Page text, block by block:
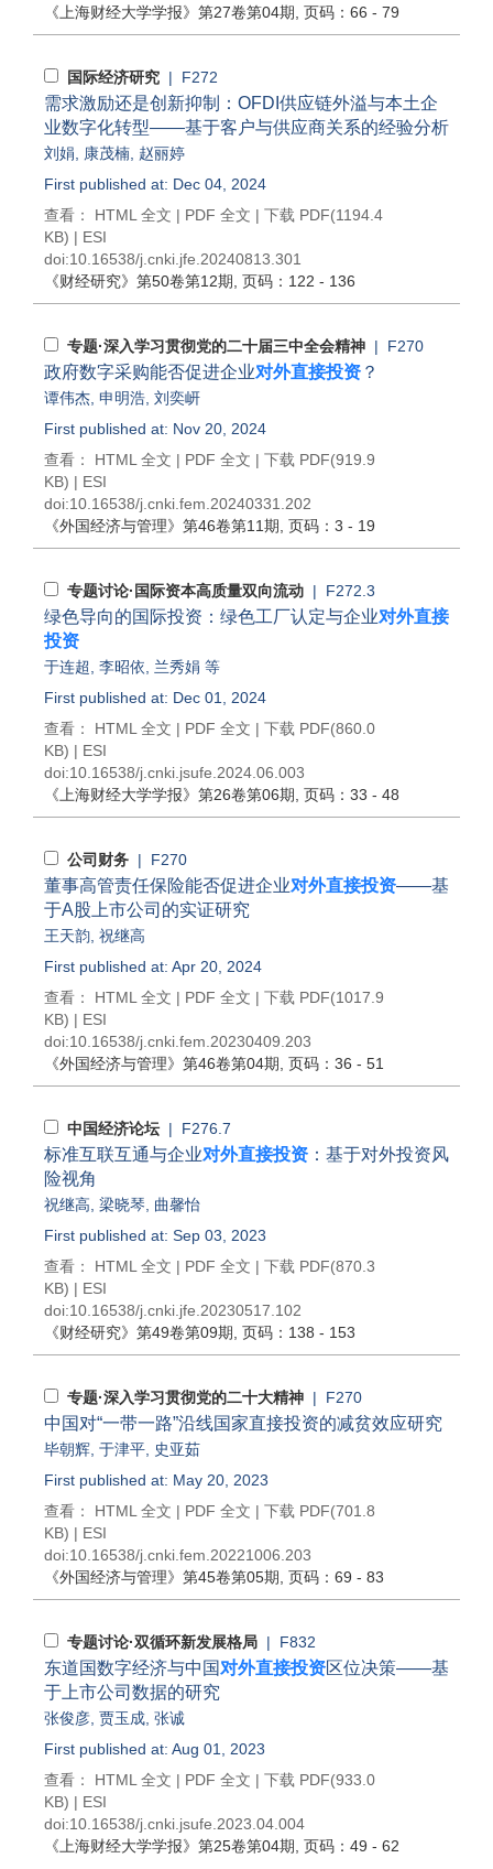
《上海财经大学学报》 第27卷第04期 , 页码：66 - 79
国际经济研究 | F272
需求激励还是创新抑制：OFDI供应链外溢与本土企
业数字化转型——基于客户与供应商关系的经验分析
刘娟 康茂楠 赵丽婷
First published at: Dec 04, 2024
查看： HTML 全文 | PDF 全文 | 下载 PDF(1194.4
KB) | ESI
doi:10.16538/j.cnki.jfe.20240813.301
《财经研究》 第50卷第12期 , 页码：122 - 136
专题·深入学习贯彻党的二十届三中全会精神 | F270
政府数字采购能否促进企业对外直接投资 ？
谭伟杰 申明浩 刘奕岍
First published at: Nov 20, 2024
查看： HTML 全文 | PDF 全文 | 下载 PDF(919.9
KB) | ESI
doi:10.16538/j.cnki.fem.20240331.202
《外国经济与管理》 第46卷第11期 , 页码：3 - 19
专题讨论·国际资本高质量双向流动 | F272.3
绿色导向的国际投资：绿色工厂认定与企业对外直接
投资
于连超 李昭依 兰秀娟 等
First published at: Dec 01, 2024
查看： HTML 全文 | PDF 全文 | 下载 PDF(860.0
KB) | ESI
doi:10.16538/j.cnki.jsufe.2024.06.003
《上海财经大学学报》 第26卷第06期 , 页码：33 - 48
公司财务 | F270
董事高管责任保险能否促进企业对外直接投资——基
于A股上市公司的实证研究
王天韵 祝继高
First published at: Apr 20, 2024
查看： HTML 全文 | PDF 全文 | 下载 PDF(1017.9
KB) | ESI
doi:10.16538/j.cnki.fem.20230409.203
《外国经济与管理》 第46卷第04期 , 页码：36 - 51
中国经济论坛 | F276.7
标准互联互通与企业对外直接投资 ：基于对外投资风
险视角
祝继高 梁晓琴
曲馨怡
First published at: Sep 03, 2023
查看： HTML 全文 | PDF 全文 | 下载 PDF(870.3
KB) | ESI
doi:10.16538/j.cnki.jfe.20230517.102
《财经研究》 第49卷第09期 , 页码：138 - 153
专题·深入学习贯彻党的二十大精神 | F270
中国对“一带一路”沿线国家直接投资的减贫效应研究
毕朝辉 于津平
史亚茹
First published at: May 20, 2023
查看： HTML 全文 | PDF 全文 | 下载 PDF(701.8
KB) | ESI
doi:10.16538/j.cnki.fem.20221006.203
《外国经济与管理》 第45卷第05期 , 页码：69 - 83
专题讨论·双循环新发展格局 | F832
东道国数字经济与中国 对外直接投资区位决策——基
于上市公司数据的研究
张俊彦 贾玉成 张诚
First published at: Aug 01, 2023
查看： HTML 全文 | PDF 全文 | 下载 PDF(933.0
KB) | ESI
doi:10.16538/j.cnki.jsufe.2023.04.004
《上海财经大学学报》 第25卷第04期 , 页码：49 - 62